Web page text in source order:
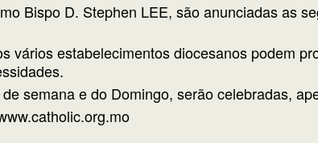
Bispo D. Stephen LEE, são anunciadas as
vários estabelecimentos diocesanos podem
semana e do Domingo, serão celebradas,